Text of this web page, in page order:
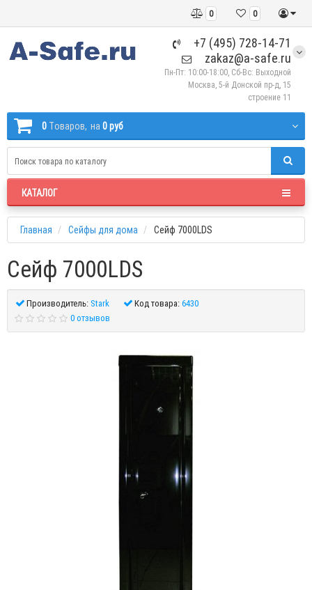
0
0
+7 (495) 728-14-71
zakaz@a-safe.ru
Пн-Пт: 10:00-18:00, Сб-Вс: Выходной
Москва, 5-й Донской пр-д, 15
строение 11
0 Tоваров, на 0 руб
КАТАЛОГ
Главная Сейфы для дома Сейф 7000LDS
Сейф 7000LDS
Производитель:Stark Код товара:6430
0 отзывов